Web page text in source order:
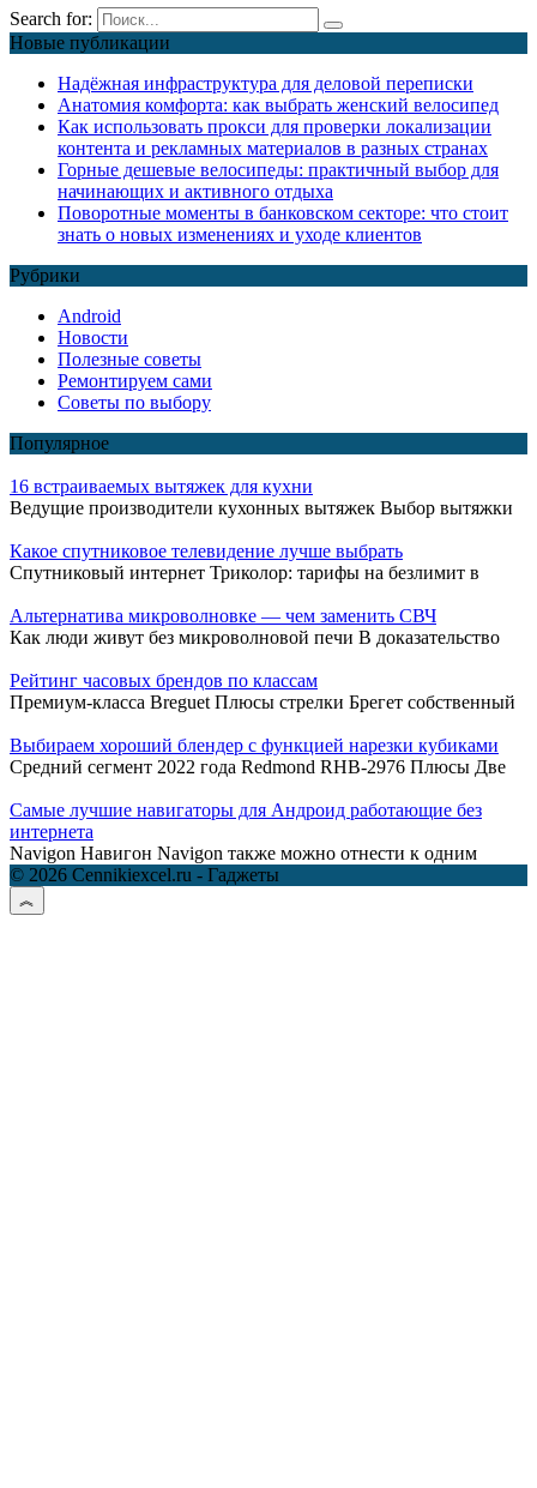
Search for:
Новые публикации
Надёжная инфраструктура для деловой переписки
Анатомия комфорта: как выбрать женский велосипед
Как использовать прокси для проверки локализации
контента и рекламных материалов в разных странах
Горные дешевые велосипеды: практичный выбор для
начинающих и активного отдыха
Поворотные моменты в банковском секторе: что стоит
знать о новых изменениях и уходе клиентов
Рубрики
Android
Новости
Полезные советы
Ремонтируем сами
Советы по выбору
Популярное
16 встраиваемых вытяжек для кухни
Ведущие производители кухонных вытяжек Выбор вытяжки
Какое спутниковое телевидение лучше выбрать
Спутниковый интернет Триколор: тарифы на безлимит в
Альтернатива микроволновке — чем заменить СВЧ
Как люди живут без микроволновой печи В доказательство
Рейтинг часовых брендов по классам
Премиум-класса Breguet Плюсы стрелки Брегет собственный
Выбираем хороший блендер с функцией нарезки кубиками
Средний сегмент 2022 года Redmond RHB-2976 Плюсы Две
Самые лучшие навигаторы для Андроид работающие без
интернета
Navigon Навигон Navigon также можно отнести к одним
© 2026 Cennikiexcel.ru - Гаджеты